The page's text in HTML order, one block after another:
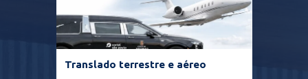
Remoção e transporte com segurança e
agilidade, conforme a necessidade e o
destino definidos pela família.
Translado terrestre e aéreo